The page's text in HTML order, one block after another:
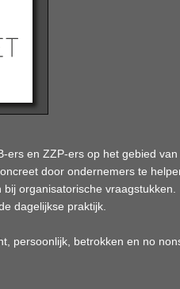
ers en ZZP-ers op het gebied
door ondernemers te
organisatorische
dagelijkse praktijk.
persoonlijk, betrokken en no